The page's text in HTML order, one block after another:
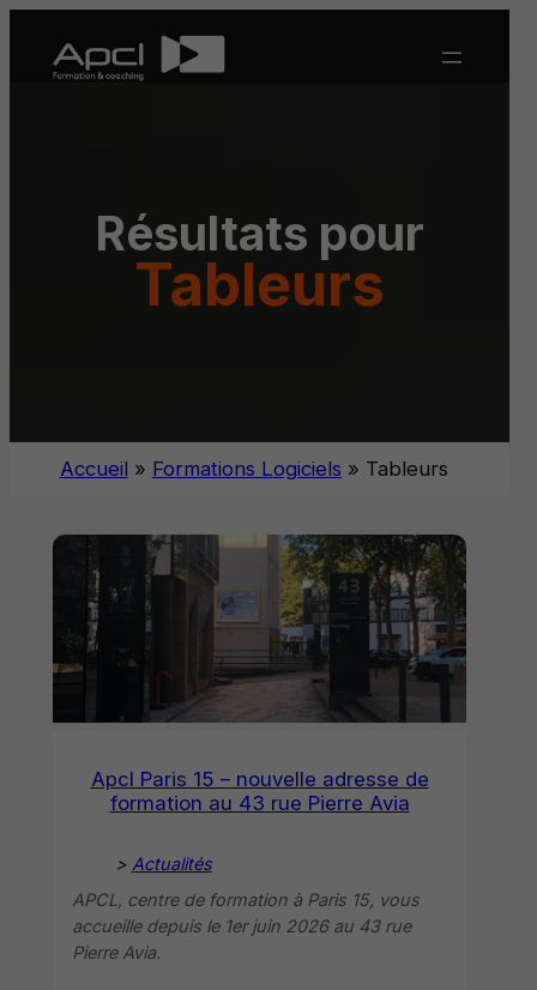
contenu
Résultats pour
Tableurs
Accueil » Formations Logiciels » Tableurs
Apcl Paris 15 – nouvelle adresse de
formation au 43 rue Pierre Avia
> Actualités
APCL, centre de formation à Paris 15, vous
accueille depuis le 1er juin 2026 au 43 rue
Pierre Avia.